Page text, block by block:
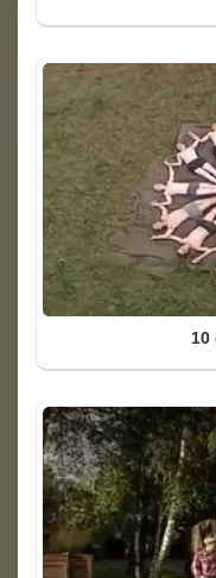
10